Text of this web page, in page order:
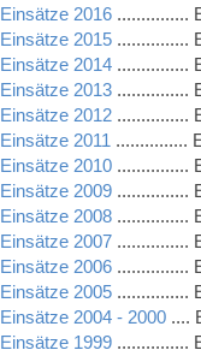
Einsätze 2016 ...............
Einsätze 2015 ...............
Einsätze 2014 ...............
Einsätze 2013 ...............
Einsätze 2012 ...............
Einsätze 2011 ...............
Einsätze 2010 ...............
Einsätze 2009 ...............
Einsätze 2008 ...............
Einsätze 2007 ...............
Einsätze 2006 ...............
Einsätze 2005 ...............
Einsätze 2004 - 2000 ....
Einsätze 1999 ...............